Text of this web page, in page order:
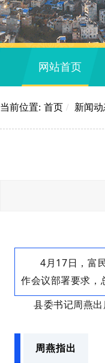
网站首页
当前位置: 首页 / 新闻
4月17日，富
作会议部署要求，
县委书记周燕
周燕指出